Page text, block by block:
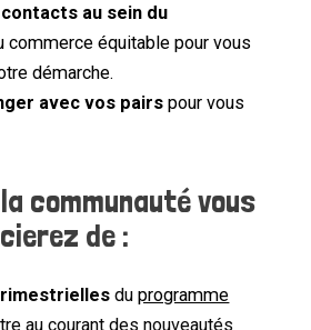
au sein du
commerce équitable pour vous
démarche.
avec vos pairs pour vous
communauté vous
de :
duprogramme
au courant des nouveautés